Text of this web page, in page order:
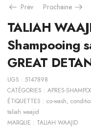
Prev
Prochaine
TALIAH
Shampooing
GREAT
UGS : 5147898
CATÉGORIES : APRES-
ÉTIQUETTES : co-wash,
taliah waajid
MARQUE : TALIAH WAAJID